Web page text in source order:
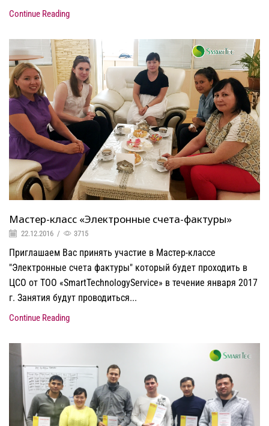
Continue Reading
Мастер-класс «Электронные счета-фактуры»
22.12.2016 / 3715
Приглашаем Вас принять участие в Мастер-классе
"Электронные счета фактуры" который будет проходить в
ЦСО от ТОО «SmartTechnologyService» в течение января 2017
г. Занятия будут проводиться...
Continue Reading